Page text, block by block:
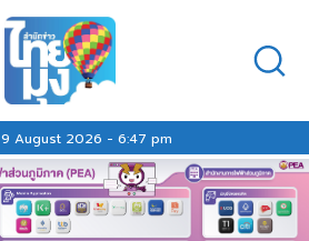
9 August 2026 - 6:47 pm